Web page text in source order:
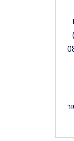
03-6973418 (שלוחה 1)